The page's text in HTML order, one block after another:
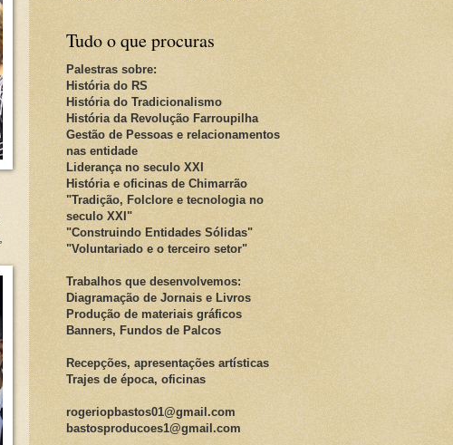
Tudo o que procuras
Palestras sobre:
História do RS
História do Tradicionalismo
História da Revolução Farroupilha
Gestão de Pessoas e relacionamentos
nas entidade
Liderança no seculo XXI
História e oficinas de Chimarrão
"Tradição, Folclore e tecnologia no
seculo XXI"
"Construindo Entidades Sólidas"
"Voluntariado e o terceiro setor"
Trabalhos que desenvolvemos:
Diagramação de Jornais e Livros
Produção de materiais gráficos
Banners, Fundos de Palcos
Recepções, apresentações artísticas
Trajes de época, oficinas
rogeriopbastos01@gmail.com
bastosproducoes1@gmail.com